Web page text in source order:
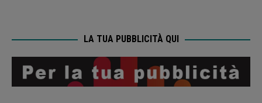
LA TUA PUBBLICITÀ QUI